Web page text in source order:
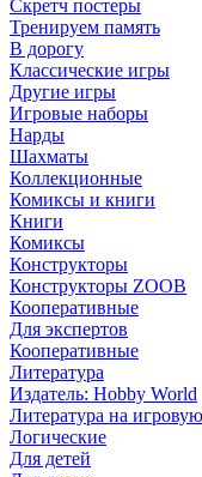
Скретч постеры
Тренируем память
В дорогу
Классические игры
Другие игры
Игровые наборы
Нарды
Шахматы
Коллекционные
Комиксы и книги
Книги
Комиксы
Конструкторы
Конструкторы ZOOB
Кооперативные
Для экспертов
Кооперативные
Литература
Издатель: Hobby World
Литература на
Логические
Для детей